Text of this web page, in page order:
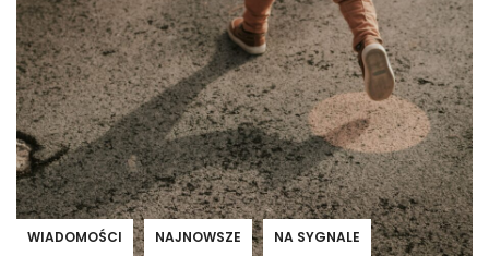
WIADOMOŚCI NAJNOWSZE NA SYGNALE